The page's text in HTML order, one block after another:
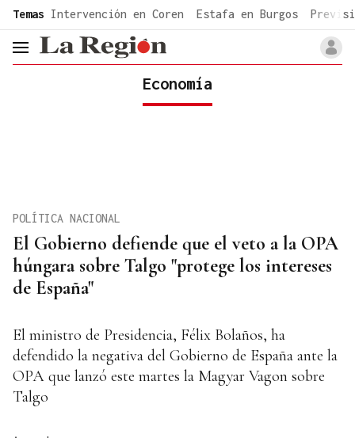
common.go-to-content
Temas Intervención en Coren Estafa en Burgos
header.menu.open
Economía
El Gobierno defiende que el veto a la OPA
húngara sobre Talgo "protege los intereses
de España"
POLÍTICA NACIONAL
El ministro de Presidencia, Félix Bolaños, ha
defendido la negativa del Gobierno de España ante la
OPA que lanzó este martes la Magyar Vagon sobre
Talgo